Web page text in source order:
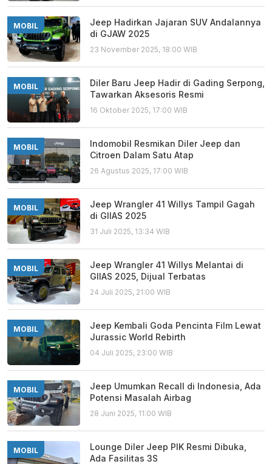
MOBIL
Jeep Hadirkan Jajaran SUV Andalannya
di GJAW 2025
23 November 2025, 18:00 WIB
MOBIL
Diler Baru Jeep Hadir di Gading Serpong,
Tawarkan Aksesoris Resmi
16 Oktober 2025, 17:00 WIB
MOBIL
Indomobil Resmikan Diler Jeep dan
Citroen Dalam Satu Atap
26 Agustus 2025, 17:00 WIB
MOBIL
Jeep Wrangler 41 Willys Tampil Gagah
di GIIAS 2025
31 Juli 2025, 13:34 WIB
MOBIL
Jeep Wrangler 41 Willys Melantai di
GIIAS 2025, Dijual Terbatas
24 Juli 2025, 21:00 WIB
MOBIL
Jeep Kembali Goda Pencinta Film Lewat
Jurassic World Rebirth
04 Juli 2025, 23:00 WIB
MOBIL
Jeep Umumkan Recall di Indonesia, Ada
Potensi Masalah Airbag
28 Juni 2025, 11:00 WIB
MOBIL
Lounge Diler Jeep PIK Resmi Dibuka,
Ada Fasilitas 3S